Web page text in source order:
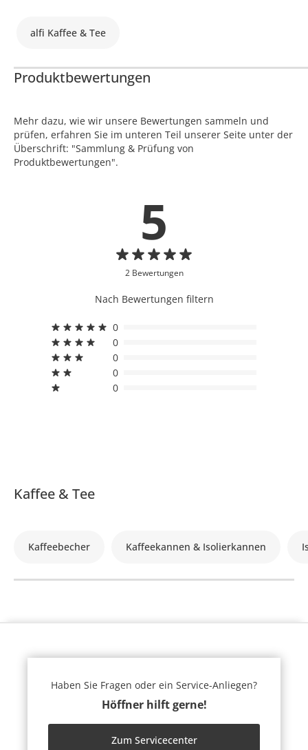
alfi Kaffee & Tee
Produktbewertungen
Mehr dazu, wie wir unsere Bewertungen sammeln und
prüfen, erfahren Sie im unteren Teil unserer Seite unter der
Überschrift: "Sammlung & Prüfung von
Produktbewertungen".
5
2 Bewertungen
Nach Bewertungen filtern
0
0
0
0
0
Kaffee & Tee
Kaffeebecher Kaffeekannen & Isolierkannen
Haben Sie Fragen oder ein Service-Anliegen?
Höffner hilft gerne!
Zum Servicecenter